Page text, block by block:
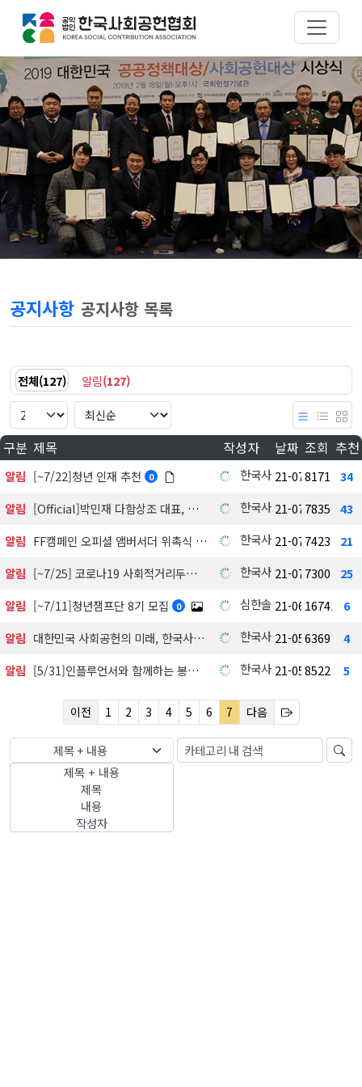
공지사항 공지사항 목록
전체(127) 알림(127)
구분 제목 작성자 날짜 조회 추천
알림 [~7/22]청년 인재 추천 0 한국사회공헌협회
21-07-22
8171
34
알림
[Official]박민재 다함상조 대표, 협회 이사진 합류 한국사회공헌협회
21-07-21
7835
43
알림
FF캠페인 오피셜 앰버서더 위촉식 현장 스케치 영상 한국사회공헌협회
21-07-12
7423
21
알림
[~7/25] 코로나19 사회적거리두기 4단계 격상에 KSCV 활동 안내 한국사회공헌협회
21-07-09
7300
25
알림 [~7/11]청년챔프단 8기 모집 0 심한솔 21-06-11
16741
6
알림
대한민국 사회공헌의 미래, 한국사회공헌협회 '소셜 앰버서더'와 함께하십시오. 한국사회공헌협회
21-05-17
6369
4
알림
[5/31]인플루언서와 함께하는 봉사단 KSCV모집 한국사회공헌협회
21-05-17
8522 5
이전 1 2 3 4 5 6 7 다음
제목 + 내용
제목 + 내용
제목
내용
작성자